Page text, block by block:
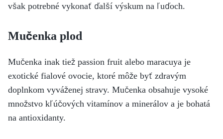
však potrebné vykonať ďalší výskum na ľuďoch.
Mučenka plod
Mučenka inak tiež passion fruit alebo maracuya je
exotické fialové ovocie, ktoré môže byť zdravým
doplnkom vyváženej stravy. Mučenka obsahuje vysoké
množstvo kľúčových vitamínov a minerálov a je bohatá
na antioxidanty.